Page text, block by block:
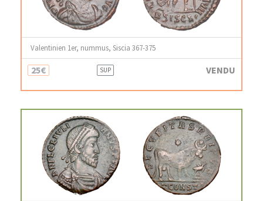
Valentinien 1er, nummus, Siscia 367-375
25€ SUP VENDU